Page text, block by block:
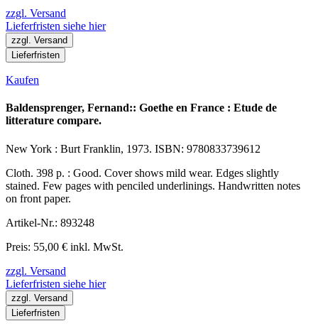
zzgl. Versand
Lieferfristen siehe hier
zzgl. Versand
Lieferfristen
Kaufen
Baldensprenger, Fernand:: Goethe en France : Etude de
litterature compare.
New York : Burt Franklin, 1973. ISBN: 9780833739612
Cloth. 398 p. : Good. Cover shows mild wear. Edges slightly
stained. Few pages with penciled underlinings. Handwritten notes
on front paper.
Artikel-Nr.: 893248
Preis: 55,00 € inkl. MwSt.
zzgl. Versand
Lieferfristen siehe hier
zzgl. Versand
Lieferfristen